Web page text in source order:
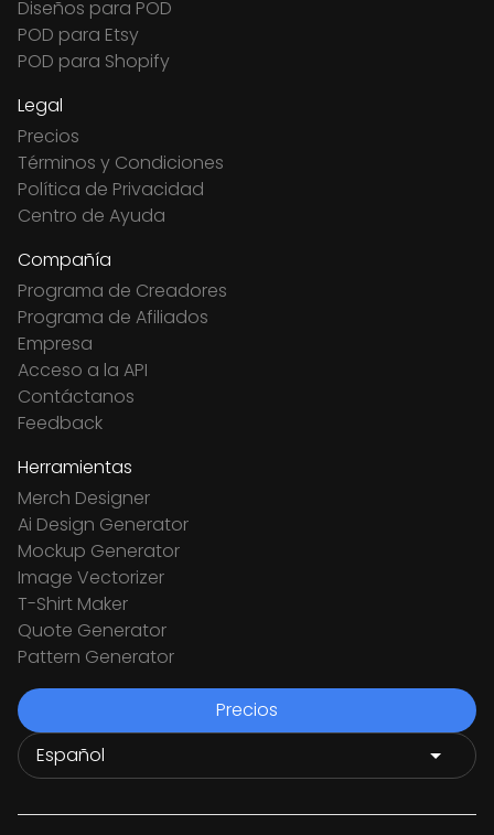
Diseños para POD
POD para Etsy
POD para Shopify
Legal
Precios
Términos y Condiciones
Política de Privacidad
Centro de Ayuda
Compañía
Programa de Creadores
Programa de Afiliados
Empresa
Acceso a la API
Contáctanos
Feedback
Herramientas
Merch Designer
Ai Design Generator
Mockup Generator
Image Vectorizer
T-Shirt Maker
Quote Generator
Pattern Generator
Precios